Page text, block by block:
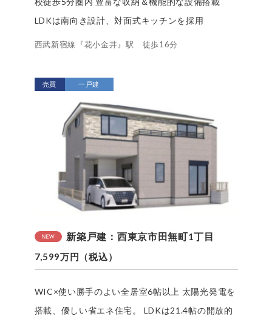
LDKは南向き設計、対面式キッチンを採用
西武新宿線『花小金井』駅 徒歩16分
売買 一戸建
新築戸建：西東京市田無町1丁目
7,599万円（税込）
WIC×使い勝手のよい全居室6帖以上 太陽光発電を
搭載、優しい省エネ住宅。 LDKは21.4帖の開放的